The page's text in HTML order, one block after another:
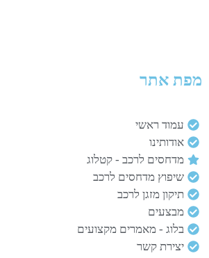
מפת אתר
עמוד ראשי
אודותינו
מדחסים לרכב - קטלוג
שיפוץ מדחסים לרכב
תיקון מזגן לרכב
מבצעים
בלוג - מאמרים מקצועים
יצירת קשר